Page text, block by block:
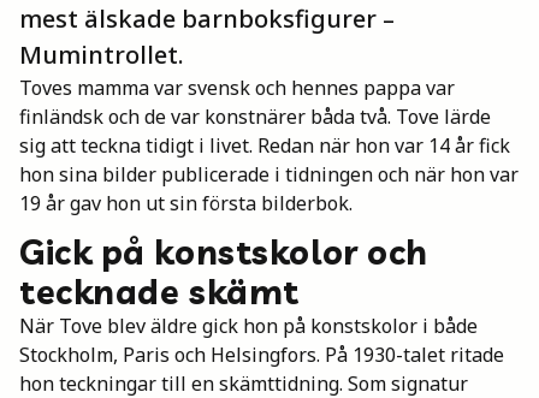
mest älskade barnboksfigurer –
Mumintrollet.
Toves mamma var svensk och hennes pappa var
finländsk och de var konstnärer båda två. Tove lärde
sig att teckna tidigt i livet. Redan när hon var 14 år fick
hon sina bilder publicerade i tidningen och när hon var
19 år gav hon ut sin första bilderbok.
Gick på konstskolor och
tecknade skämt
När Tove blev äldre gick hon på konstskolor i både
Stockholm, Paris och Helsingfors. På 1930-talet ritade
hon teckningar till en skämttidning. Som signatur